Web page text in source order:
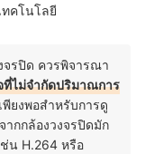
คโนโลยี
จรปิด ควรพิจารณา
ที่ไม่จำกัดปริมาณการ
พียงพอสำหรับการดู
ากกล้องวงจรปิดมัก
น H.264 หรือ